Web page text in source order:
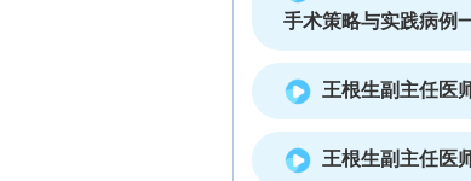
手术策略与实践病例
王根生副主任医
王根生副主任医